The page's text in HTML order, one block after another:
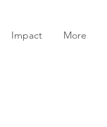
Impact More